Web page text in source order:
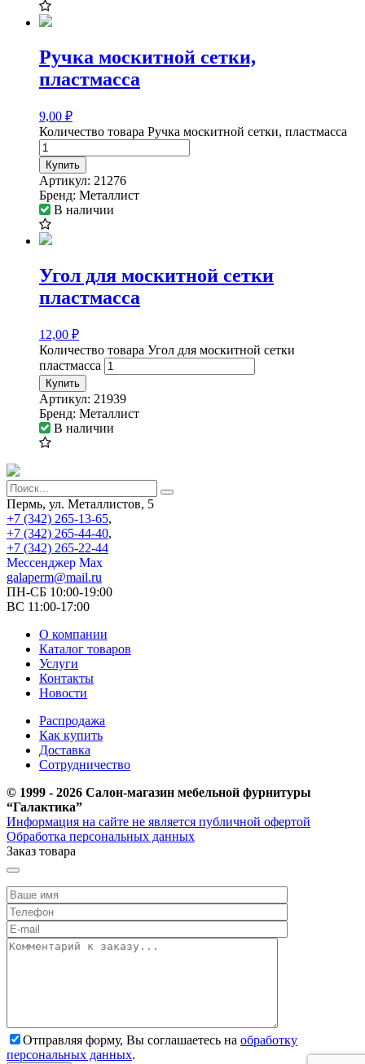
Ручка москитной сетки,
пластмасса
9,00 ₽
Количество товара Ручка москитной сетки, пластмасса
Купить
Артикул: 21276
Бренд: Металлист
В наличии
Угол для москитной сетки
пластмасса
12,00 ₽
Количество товара Угол для москитной сетки
пластмасса
Купить
Артикул: 21939
Бренд: Металлист
В наличии
Пермь, ул. Металлистов, 5
+7 (342) 265-13-65,
+7 (342) 265-44-40,
+7 (342) 265-22-44
Мессенджер Мах
galaperm@mail.ru
ПН-СБ 10:00-19:00
ВС 11:00-17:00
О компании
Каталог товаров
Услуги
Контакты
Новости
Распродажа
Как купить
Доставка
Сотрудничество
© 1999 - 2026 Салон-магазин мебельной фурнитуры
“Галактика”
Информация на сайте не является публичной офертой
Обработка персональных данных
Заказ товара
Отправляя форму, Вы соглашаетесь на обработку
персональных данных.